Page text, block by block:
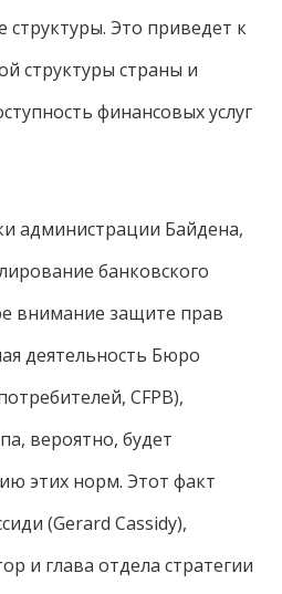
структуры. Это приведет к
структуры страны и
финансовых услуг
администрации Байдена,
банковского
внимание защите прав
деятельность Бюро
CFPB),
вероятно, будет
этих норм. Этот факт
(Gerard Cassidy),
и глава отдела стратегии